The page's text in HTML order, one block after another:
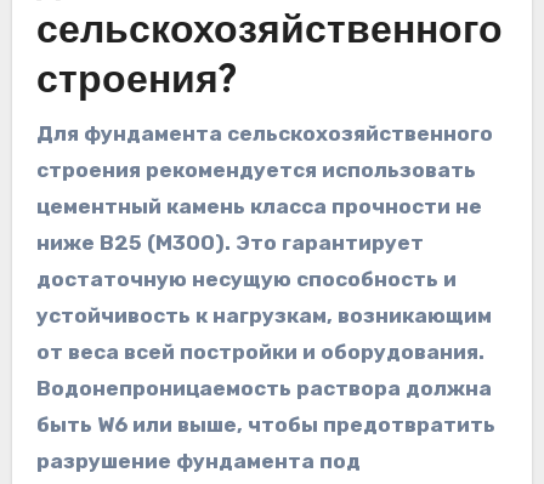
сельскохозяйственного
строения?
Для фундамента сельскохозяйственного
строения рекомендуется использовать
цементный камень класса прочности не
ниже B25 (M300). Это гарантирует
достаточную несущую способность и
устойчивость к нагрузкам, возникающим
от веса всей постройки и оборудования.
Водонепроницаемость раствора должна
быть W6 или выше, чтобы предотвратить
разрушение фундамента под